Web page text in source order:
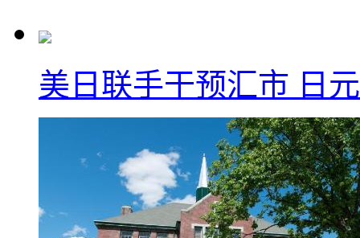
美日联手干预汇市 日